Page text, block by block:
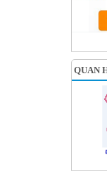
QUAN